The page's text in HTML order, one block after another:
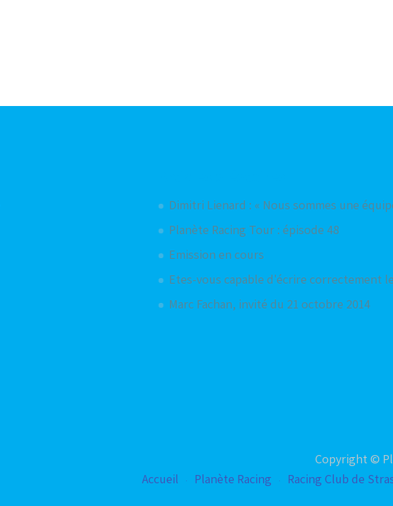
Dimitri Lienard : « Nous sommes une
Planète Racing Tour : épisode 48
Emission en cours
Etes-vous capable d'écrire correctement
Marc Fachan, invité du 21 octobre 2014
Copyright ©
Accueil
Planète Racing Racing Club de